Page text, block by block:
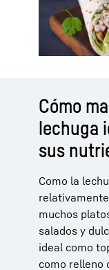
Cómo
lechuga
sus
Como la
muchos
salados y
ideal como
como relleno